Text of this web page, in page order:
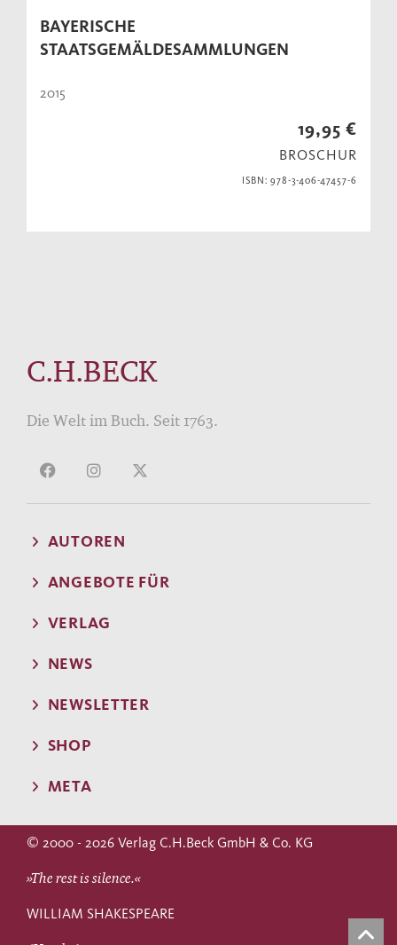
BAYERISCHE
STAATSGEMÄLDESAMMLUNGEN
2015
19,95 €
BROSCHUR
ISBN: 978-3-406-47457-6
C.H.BECK
Die Welt im Buch. Seit 1763.
AUTOREN
ANGEBOTE FÜR
VERLAG
NEWS
NEWSLETTER
SHOP
META
© 2000 - 2026 Verlag C.H.Beck GmbH & Co. KG
»The rest is silence.«
WILLIAM SHAKESPEARE